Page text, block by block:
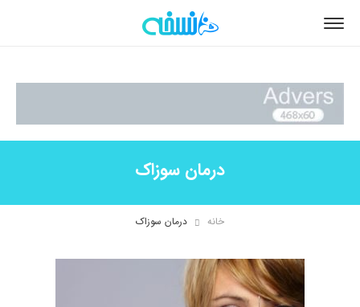
درمان سوزاک
خانه درمان سوزاک